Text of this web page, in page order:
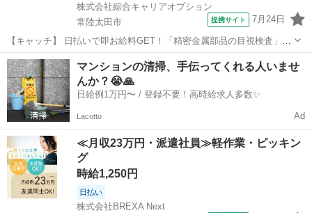
株式会社綜合キャリアオプション
常陸太田市
提携サイト 7月24日
【キャッチ】 日払いで即お給料GET！「精密金属部品の目視検査」
【未経験OK!ビギナー活躍中♪】適度に残業あって稼げる!ヘアカラー
OK!高時給1120円！ 【コメント】 製造のお仕事をお探しにおススメ♪
「未経験でも出来...
茨城 常陸太田市
マンションの清掃、手伝ってくれる人いませ
んか？😭🙏
日給例1万円〜 / 登録不要！高時給求人多数✨
Lacotto Ad
≪月収23万円・派遣社員≫軽作業・ピッキン
グ
時給1,250円
日払い
株式会社BREXA Next